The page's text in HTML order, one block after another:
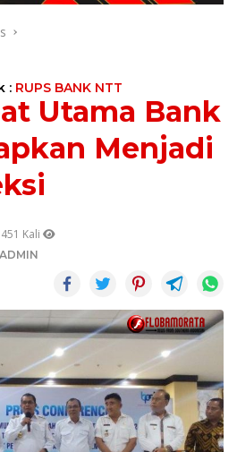
: RUPS BANK NTT
Utama Bank
Menjadi
Kali